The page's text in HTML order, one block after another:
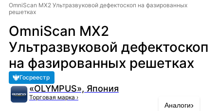
OmniScan MX2 Ультразвуковой дефектоскоп на фазированных
решетках
OmniScan MX2
Ультразвуковой дефектоскоп
на фазированных решетках
Госреестр
«OLYMPUS», Япония
Торговая марка ›
Аналоги›